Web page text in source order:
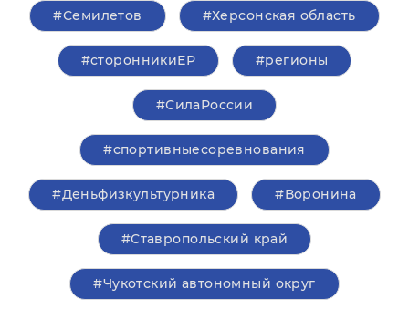
#Семилетов #Херсонская область
#сторонникиЕР #регионы
#СилаРоссии
#спортивныесоревнования
#Деньфизкультурника #Воронина
#Ставропольский край
#Чукотский автономный округ